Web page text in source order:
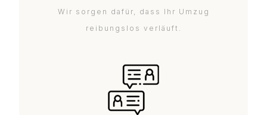
Wir sorgen dafür, dass Ihr Umzug
reibungslos verläuft.